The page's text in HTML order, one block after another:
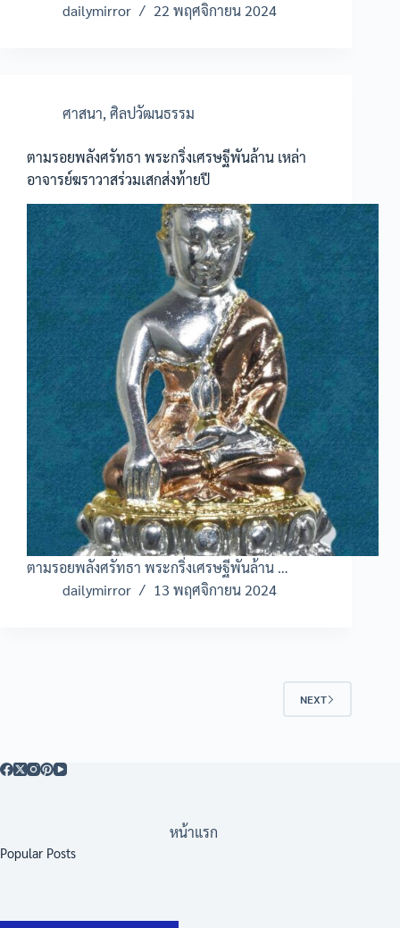
dailymirror
22 พฤศจิกายน 2024
ศาสนา,ศิลปวัฒนธรรม
ตามรอยพลังศรัทธา พระกริ่งเศรษฐีพันล้าน เหล่า
อาจารย์ฆราวาสร่วมเสกส่งท้ายปี
ตามรอยพลังศรัทธา พระกริ่งเศรษฐีพันล้าน …
dailymirror
13 พฤศจิกายน 2024
NEXT
หน้าแรก
Popular Posts